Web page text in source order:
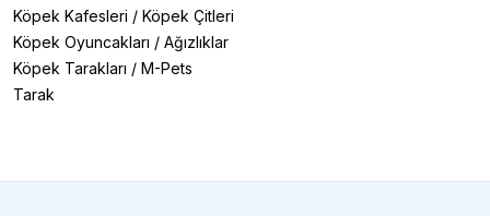
Köpek Kafesleri / Köpek Çitleri
Köpek Oyuncakları / Ağızlıklar
Köpek Tarakları / M-Pets
Tarak